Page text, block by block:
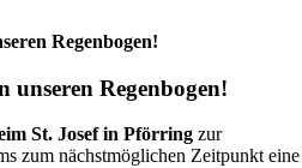
Regenbogen!
Regenbogen!
St. Josef in Pförring zur
zum nächstmöglichen Zeitpunkt eine